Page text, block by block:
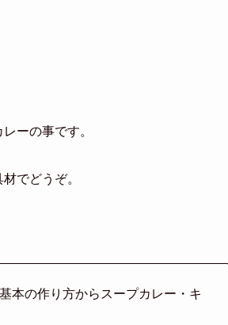
ーの事です。
でどうぞ。
本の作り方からスープカレー・キ